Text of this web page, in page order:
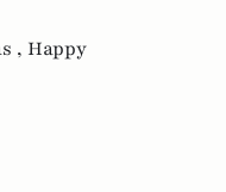
, Happy